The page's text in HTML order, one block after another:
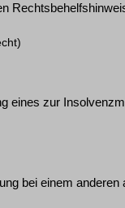
eines zur
bei einem